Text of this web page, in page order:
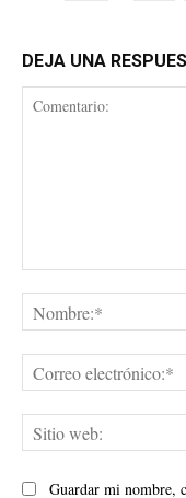
DEJA UNA
Guardar mi nombre,